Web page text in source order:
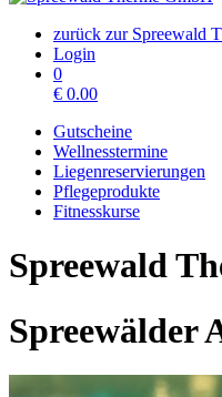
zurück zur Spreewald
Login
0
€ 0.00
Gutscheine
Wellnesstermine
Liegenreservierungen
Pflegeprodukte
Fitnesskurse
Spreewald
Spreewälder